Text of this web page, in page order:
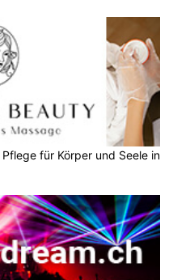
für Körper und Seele in